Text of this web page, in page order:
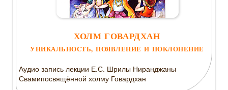
ХОЛМ ГОВАРДХАН
УНИКАЛЬНОСТЬ, ПОЯВЛЕНИЕ И ПОКЛОНЕНИЕ
Аудио запись лекции Е.С. Шрилы Ниранджаны
Свамипосвящённой холму Говардхан